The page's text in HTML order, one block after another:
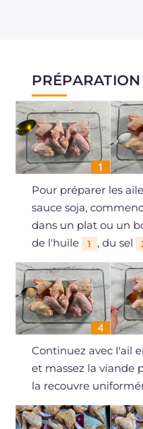
PRÉPARATION
Pour préparer les
sauce soja,
dans un plat ou un
de l'huile
1 , du sel
Continuez avec l'ail
et massez la viande
la recouvre